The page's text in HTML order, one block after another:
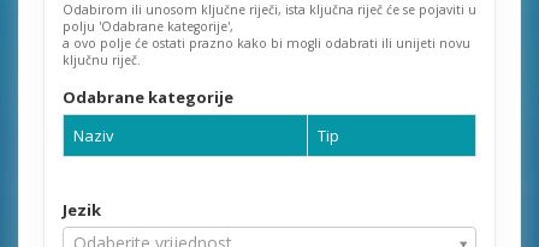
Odabirom ili unosom ključne riječi, ista ključna riječ će se pojaviti u
polju 'Odabrane kategorije',
a ovo polje će ostati prazno kako bi mogli odabrati ili unijeti novu
ključnu riječ.
Odabrane kategorije
Naziv
Tip
Jezik
Jezik